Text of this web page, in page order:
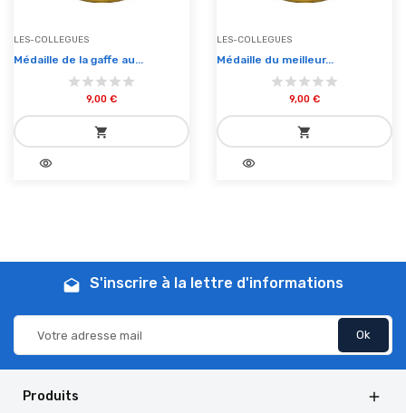
LES-COLLEGUES
Médaille de la gaffe au...
9,00 €
shopping_cart
add_shopping_cartvisibility
LES-COLLEGUES
Médaille du meilleur...
9,00 €
shopping_cart
add_shopping_cartvisibility
drafts S'inscrire à la lettre d'informations
Produits 